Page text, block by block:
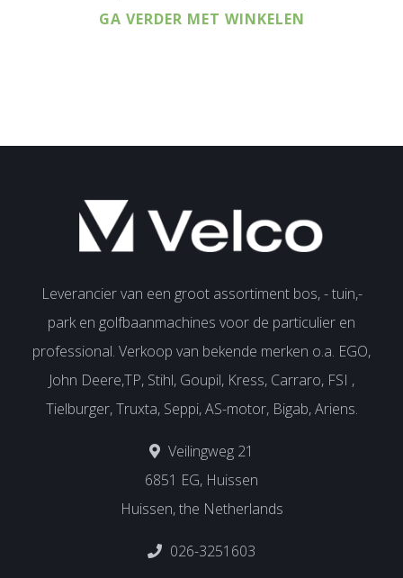
GA VERDER MET WINKELEN
Leverancier van een groot assortiment bos, - tuin,-
park en golfbaanmachines voor de particulier en
professional. Verkoop van bekende merken o.a. EGO,
John Deere,TP, Stihl, Goupil, Kress, Carraro, FSI ,
Tielburger, Truxta, Seppi, AS-motor, Bigab, Ariens.
Veilingweg 21
6851 EG, Huissen
Huissen, the Netherlands
026-3251603